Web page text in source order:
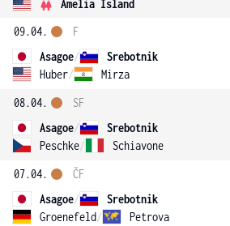
Amelia Island
09.04.
Asagoe/
Srebotnik
Huber/ Mirza
F
08.04.
Asagoe/
Srebotnik
Peschke/ Schiavone
SF
07.04.
Asagoe/
Srebotnik
Groenefeld/ Petrova
ČF